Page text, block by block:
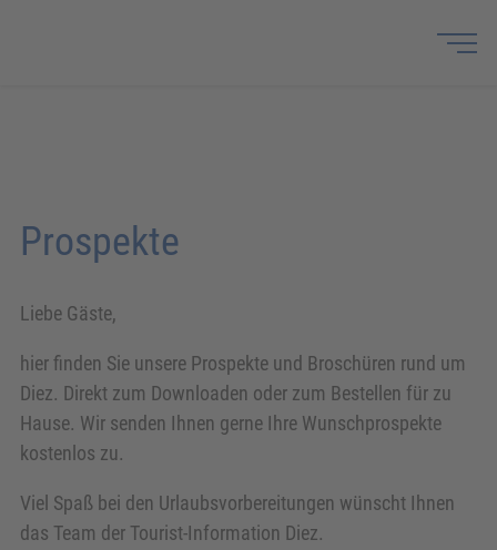
Prospekte
Liebe Gäste,
hier finden Sie unsere Prospekte und Broschüren rund um
Diez. Direkt zum Downloaden oder zum Bestellen für zu
Hause. Wir senden Ihnen gerne Ihre Wunschprospekte
kostenlos zu.
Viel Spaß bei den Urlaubsvorbereitungen wünscht Ihnen
das Team der Tourist-Information Diez.